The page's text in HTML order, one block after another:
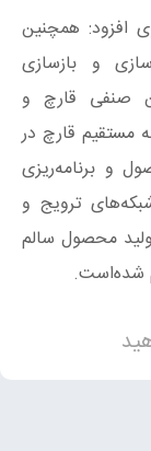
افزود: همچنین
و بازسازی
صنفی قارچ و
مستقیم قارچ در
و برنامه‌ریزی
ترویج و
محصول سالم
شده‌است.